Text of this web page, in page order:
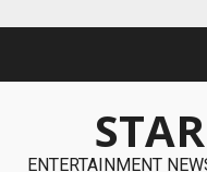
ENTERTAINMENT